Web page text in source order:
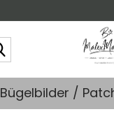
Bügelbilder /